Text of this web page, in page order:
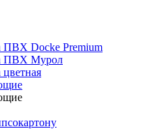
ПВХ Docke Premium
ПВХ Мурол
цветная